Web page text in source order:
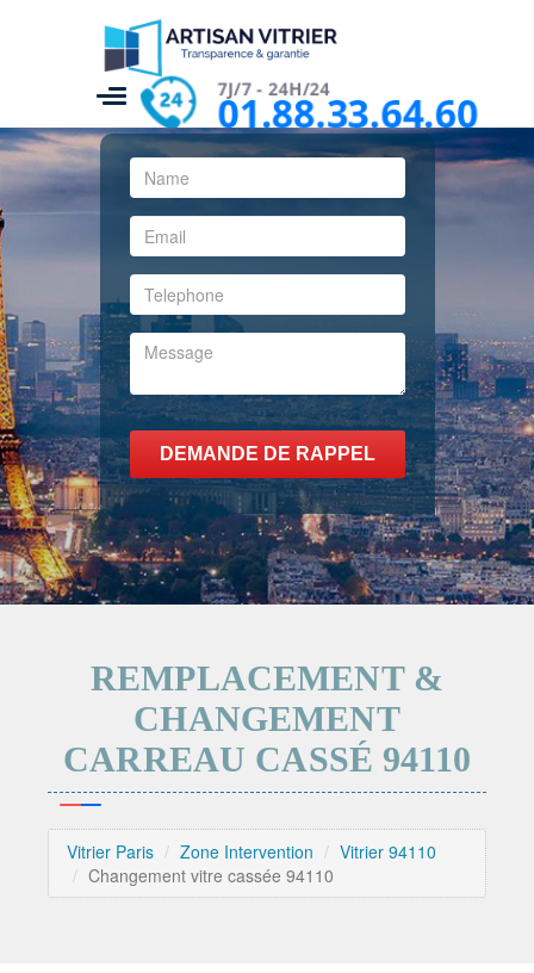
7J/7 - 24H/24
01.88.33.64.60
REMPLACEMENT &
CHANGEMENT
CARREAU CASSÉ 94110
Vitrier Paris Zone Intervention
Vitrier 94110
Changement vitre cassée 94110